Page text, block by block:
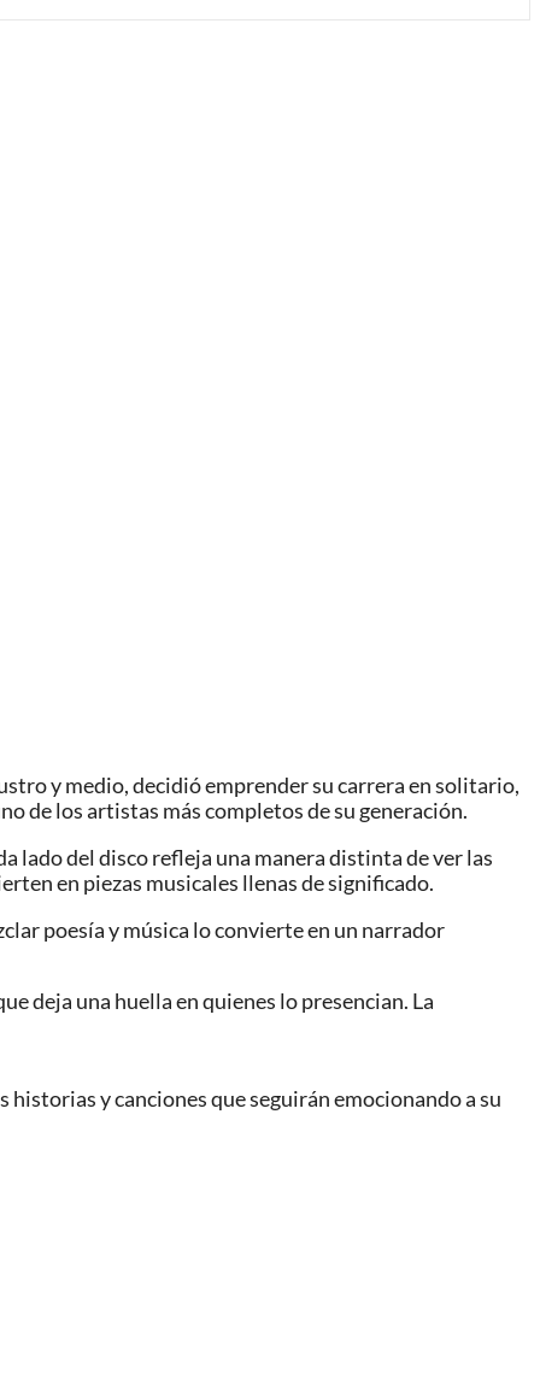
y medio, decidió emprender su carrera en solitario,
de los artistas más completos de su generación.
lado del disco refleja una manera distinta de ver las
en piezas musicales llenas de significado.
poesía y música lo convierte en un narrador
deja una huella en quienes lo presencian. La
y canciones que seguirán emocionando a su